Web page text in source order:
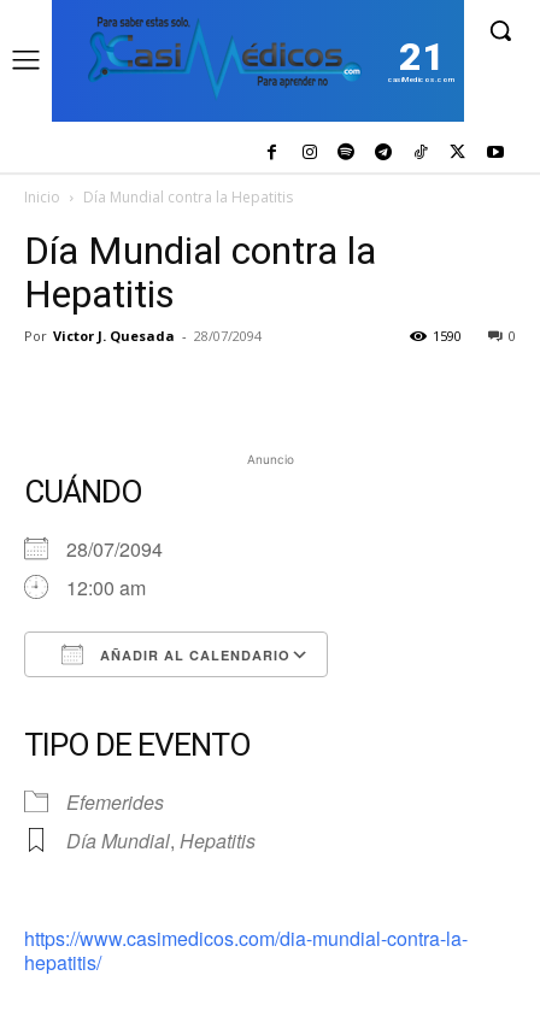
21
casiMedicos.com
Inicio Día Mundial contra la Hepatitis
Día Mundial contra la
Hepatitis
Por Victor J. Quesada - 28/07/2094 0
1590
Anuncio
CUÁNDO
28/07/2094
12:00 am
AÑADIR AL CALENDARIO
TIPO DE EVENTO
Efemerides
Día Mundial, Hepatitis
https://www.casimedicos.com/dia-mundial-contra-la-
hepatitis/